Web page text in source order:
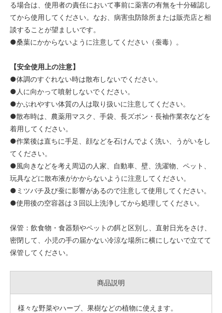
る場合は、使用者の責任において事前に薬害の有無を十分確認し
てから使用してください。なお、病害虫防除所または販売店と相
談することが望ましいです。
●桑葉にかからないように注意してください（蚕毒）。
【安全使用上の注意】
●体調のすぐれない時は散布しないでください。
●人に向かって噴射しないでください。
●かぶれやすい体質の人は取り扱いに注意してください。
●散布時は、農薬用マスク、手袋、長ズボン・長袖作業衣などを
着用してください。
●作業後は直ちに手足、顔などを石けんでよく洗い、うがいをし
てください。
●風向きなどを考え周辺の人家、自動車、壁、洗濯物、ペット、
玩具などに散布液がかからないように注意してください。
●ミツバチ及び蚕に影響があるので注意して使用してください。
●使用後の空容器は３回以上洗浄してから処理してください。
保管：飲食物・食器類やペットの餌と区別し、直射日光をさけ、
密閉して、小児の手の届かない冷涼な場所に横にしないで立てて
保管してください。
商品説明
様々な野菜やハーブ、果樹などの植物に使えます。